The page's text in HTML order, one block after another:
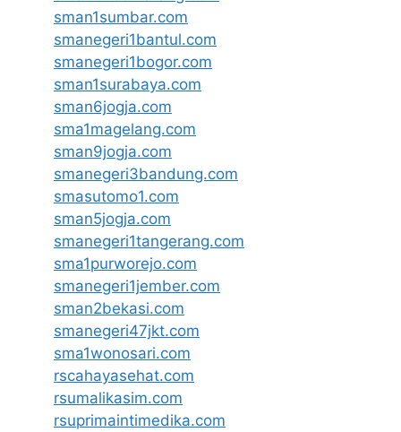
sman1sumbar.com
smanegeri1bantul.com
smanegeri1bogor.com
sman1surabaya.com
sman6jogja.com
sma1magelang.com
sman9jogja.com
smanegeri3bandung.com
smasutomo1.com
sman5jogja.com
smanegeri1tangerang.com
sma1purworejo.com
smanegeri1jember.com
sman2bekasi.com
smanegeri47jkt.com
sma1wonosari.com
rscahayasehat.com
rsumalikasim.com
rsuprimaintimedika.com